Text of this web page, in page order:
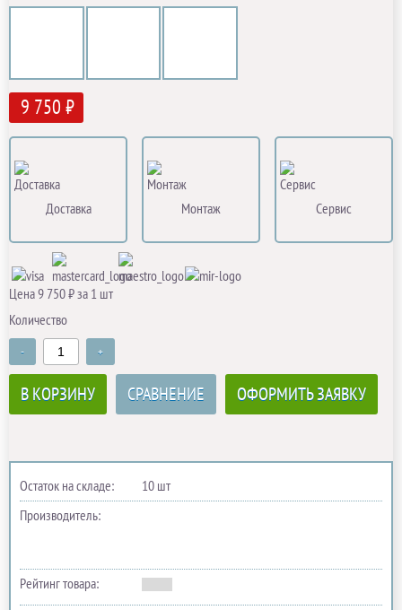
9 750 ₽
Доставка Монтаж Сервис
Цена 9 750 ₽ за 1 шт
Количество
- +
В КОРЗИНУ СРАВНЕНИЕ ОФОРМИТЬ ЗАЯВКУ
Остаток на складе:
10 шт
Производитель:
Рейтинг товара: